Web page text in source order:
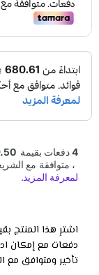
اشترِ هذا المنتج بقيمة
دفعات مع إمكان
تأخير ومتوافق مع